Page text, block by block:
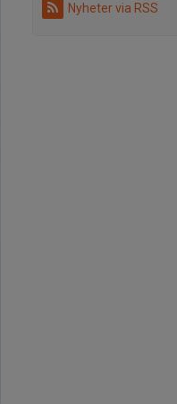
Nyheter via RSS